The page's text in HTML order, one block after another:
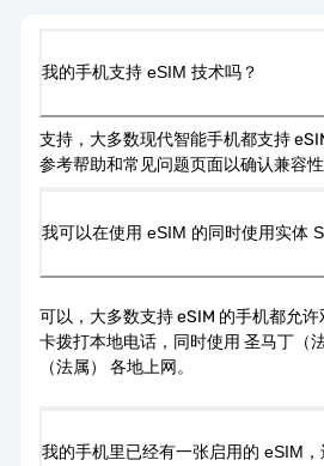
我的手机支持 eSIM 技术吗？
支持，大多数现代智能手机都支持
参考帮助和常见问题页面以确认兼容
我可以在使用 eSIM 的同时使用实体
可以，大多数支持 eSIM 的手机都允
卡拨打本地电话，同时使用 圣马丁（
（法属） 各地上网。
我的手机里已经有一张启用的 eSIM